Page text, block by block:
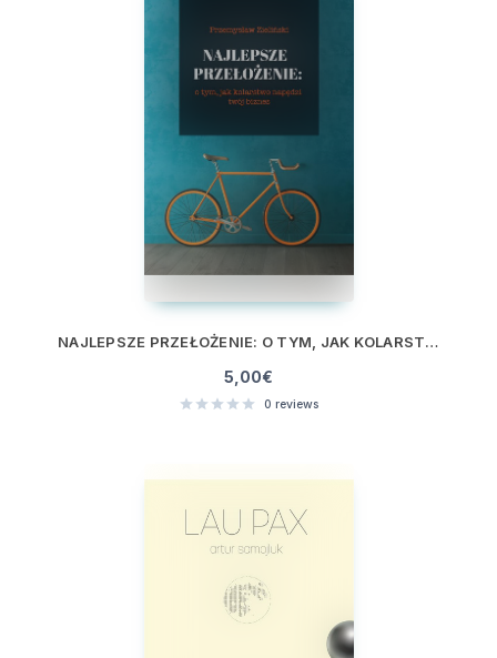
NAJLEPSZE PRZEŁOŻENIE: O TYM, JAK KOLARSTWO NAPĘDZI TWÓJ BIZNES
5,00€
0 reviews